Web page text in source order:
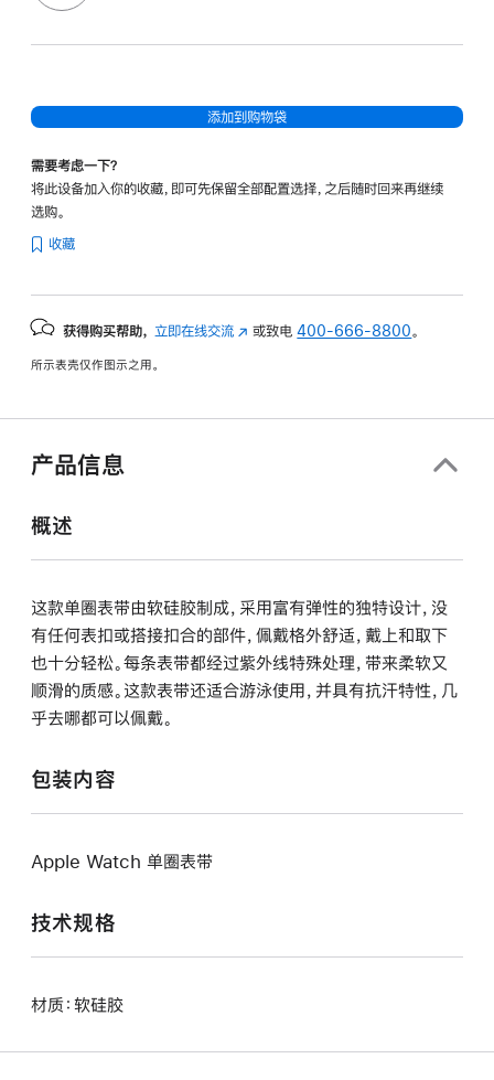
添加到购物袋
需要考虑一下？
将此设备加入你的收藏，即可先保留全部配置选择，之后随时回来再继续
选购。
收藏
获得购买帮助， 立即在线交流 (在
中
或致电400-666-8800 。
所示表壳仅作图示之用。
产品信息
概述
这款单圈表带由软硅胶制成，采用富有弹性的独特设计，没
有任何表扣或搭接扣合的部件，佩戴格外舒适，戴上和取下
也十分轻松。每条表带都经过紫外线特殊处理，带来柔软又
顺滑的质感。这款表带还适合游泳使用，并具有抗汗特性，几
乎去哪都可以佩戴。
包装内容
Apple Watch 单圈表带
技术规格
材质：软硅胶